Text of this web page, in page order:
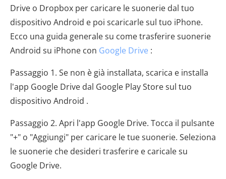
Drive o Dropbox per caricare le suonerie dal tuo
dispositivo Android e poi scaricarle sul tuo iPhone.
Ecco una guida generale su come trasferire suonerie
Android su iPhone con Google Drive :
Passaggio 1. Se non è già installata, scarica e installa
l'app Google Drive dal Google Play Store sul tuo
dispositivo Android .
Passaggio 2. Apri l'app Google Drive. Tocca il pulsante
"+" o "Aggiungi" per caricare le tue suonerie. Seleziona
le suonerie che desideri trasferire e caricale su
Google Drive.